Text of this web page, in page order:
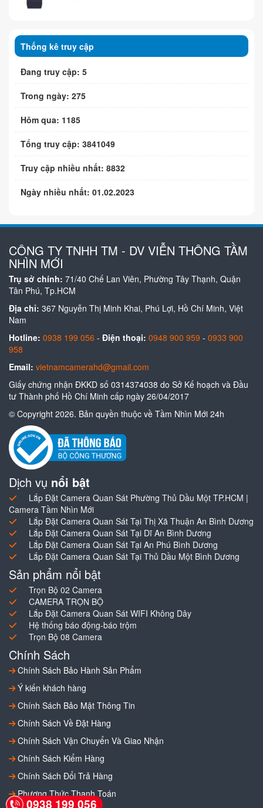
Thống kê truy cập
Đang truy cập: 5
Trong ngày: 275
Hôm qua: 1185
Tổng truy cập: 3841049
Truy cập nhiều nhất: 8832
Ngày nhiều nhất: 01.02.2023
CÔNG TY TNHH TM - DV VIỄN THÔNG TẦM
NHÌN MỚI
Trụ sở chính: 71/40 Chế Lan Viên, Phường Tây Thạnh, Quận
Tân Phú, Tp.HCM
Địa chỉ: 367 Nguyễn Thị Minh Khai, Phú Lợi, Hồ Chí Minh, Việt
Nam
Hotline: 0938 199 056 - Điện thoại: 0948 900 959 - 0933 900
958
Email: vietnamcamerahd@gmail.com
Giấy chứng nhận ĐKKD số 0314374038 do Sở Kế hoạch và Đầu
tư Thành phố Hồ Chí Minh cấp ngày 26/04/2017
© Copyright 2026. Bản quyền thuộc về Tầm Nhìn Mới 24h
Dịch vụ nổi bật
Lắp Đặt Camera Quan Sát Phường Thủ Dầu Một TP.HCM |
Camera Tầm Nhìn Mới
Lắp Đặt Camera Quan Sát Tại Thị Xã Thuận An Bình Dương
Lắp Đặt Camera Quan Sát Tại Dĩ An Bình Dương
Lắp Đặt Camera Quan Sát Tại An Phú Bình Dương
Lắp Đặt Camera Quan Sát Tại Thủ Dầu Một Bình Dương
Sản phẩm nổi bật
Trọn Bộ 02 Camera
CAMERA TRỌN BỘ
Lắp Đặt Camera Quan Sát WIFI Không Dây
Hệ thống báo động-báo trộm
Trọn Bộ 08 Camera
Chính Sách
Chính Sách Bảo Hành Sản Phẩm
Ý kiến khách hàng
Chính Sách Bảo Mật Thông Tin
Chính Sách Về Đặt Hàng
Chính Sách Vận Chuyển Và Giao Nhận
Chính Sách Kiểm Hàng
Chính Sách Đổi Trả Hàng
Phương Thức Thanh Toán
0938 199 056